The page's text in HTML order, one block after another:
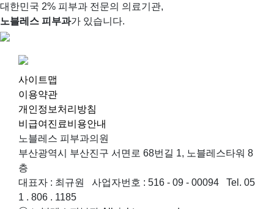
대한민국 2% 피부과 전문의 의료기관,
노블레스 피부과가 있습니다.
사이트맵
이용약관
개인정보처리방침
비급여진료비용안내
노블레스 피부과의원
부산광역시 부산진구 서면로 68번길 1, 노블레스타워 8
층
대표자 : 최규원 사업자번호 : 516 - 09 - 00094 Tel. 05
1 . 806 . 1185